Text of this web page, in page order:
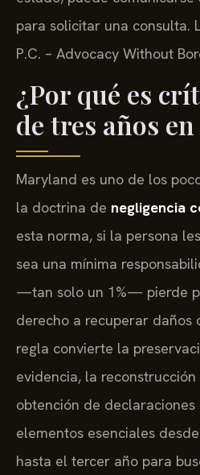
para solicitar una consulta.
P.C. – Advocacy Without
¿Por qué es
de tres años
Maryland es uno de los
la doctrina de
negligencia
esta norma, si la persona
sea una mínima
—tan solo un 1%— pierde
derecho a recuperar daños
regla convierte la
evidencia, la
obtención de declaraciones
elementos esenciales
hasta el tercer año para